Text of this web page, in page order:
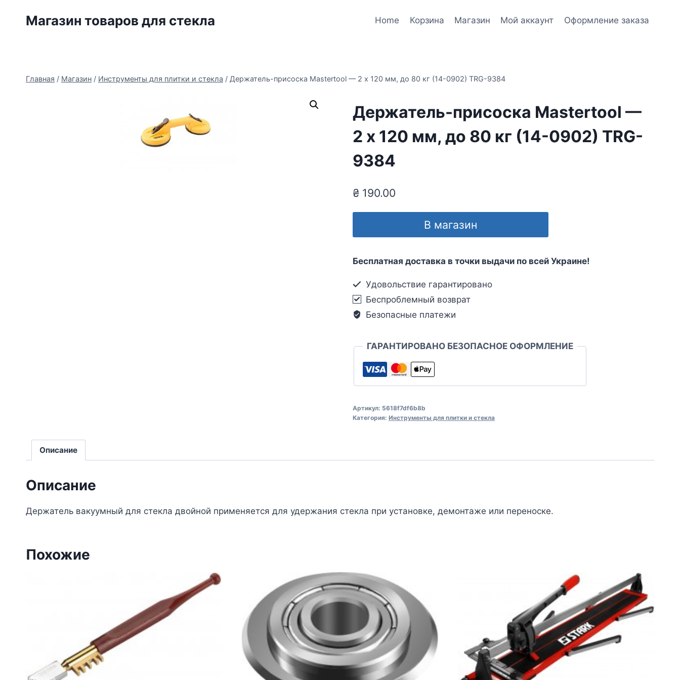
Магазин товаров для стекла Home Корзина Магазин Мой аккаунт Оформление заказа
Главная / Магазин / Инструменты для плитки и стекла / Держатель-присоска Mastertool — 2 х 120 мм, до 80 кг (14-0902) TRG-9384
Держатель-присоска Mastertool —
2 х 120 мм, до 80 кг (14-0902) TRG-
9384
₴190.00
В магазин
Бесплатная доставка в точки выдачи по всей Украине!
Удовольствие гарантировано
Беспроблемный возврат
Безопасные платежи
ГАРАНТИРОВАНО БЕЗОПАСНОЕ ОФОРМЛЕНИЕ
Артикул: 5618f7df6b8b
Категория: Инструменты для плитки и стекла
Описание
Описание
Держатель вакуумный для стекла двойной применяется для удержания стекла при установке, демонтаже или переноске.
Похожие